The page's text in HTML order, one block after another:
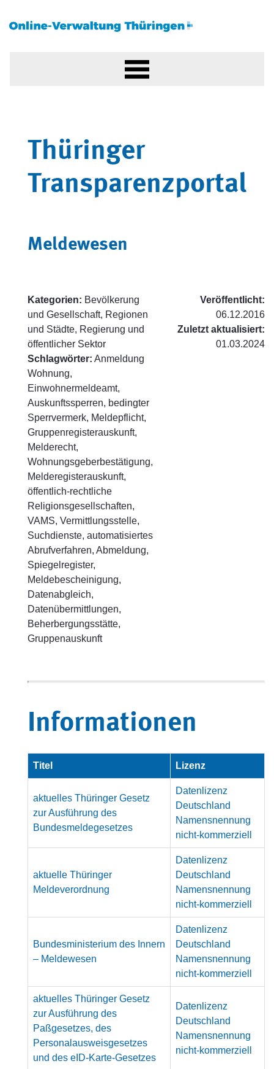
Thüringer
Transparenzportal
Meldewesen
Kategorien: Bevölkerung
und Gesellschaft, Regionen
und Städte, Regierung und
öffentlicher Sektor
Schlagwörter: Anmeldung
Wohnung,
Einwohnermeldeamt,
Auskunftssperren, bedingter
Sperrvermerk, Meldepflicht,
Gruppenregisterauskunft,
Melderecht,
Wohnungsgeberbestätigung,
Melderegisterauskunft,
öffentlich-rechtliche
Religionsgesellschaften,
VAMS, Vermittlungsstelle,
Suchdienste, automatisiertes
Abrufverfahren, Abmeldung,
Spiegelregister,
Meldebescheinigung,
Datenabgleich,
Datenübermittlungen,
Beherbergungsstätte,
Gruppenauskunft
Veröffentlicht:
06.12.2016
Zuletzt aktualisiert:
01.03.2024
Informationen
Titel Lizenz
aktuelles Thüringer Gesetz
zur Ausführung des
Bundesmeldegesetzes
Datenlizenz
Deutschland
Namensnennung
nicht-kommerziell
aktuelle Thüringer
Meldeverordnung
Datenlizenz
Deutschland
Namensnennung
nicht-kommerziell
Bundesministerium des Innern
– Meldewesen
Datenlizenz
Deutschland
Namensnennung
nicht-kommerziell
aktuelles Thüringer Gesetz
zur Ausführung des
Paßgesetzes, des
Personalausweisgesetzes
und des eID-Karte-Gesetzes
Datenlizenz
Deutschland
Namensnennung
nicht-kommerziell